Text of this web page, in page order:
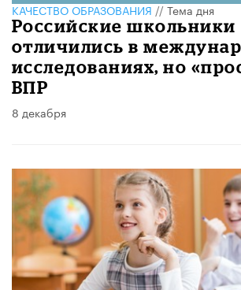
КАЧЕСТВО ОБРАЗОВАНИЯ//Тема дня
Российские школьники
отличились в
исследованиях, но
ВПР
8 декабря